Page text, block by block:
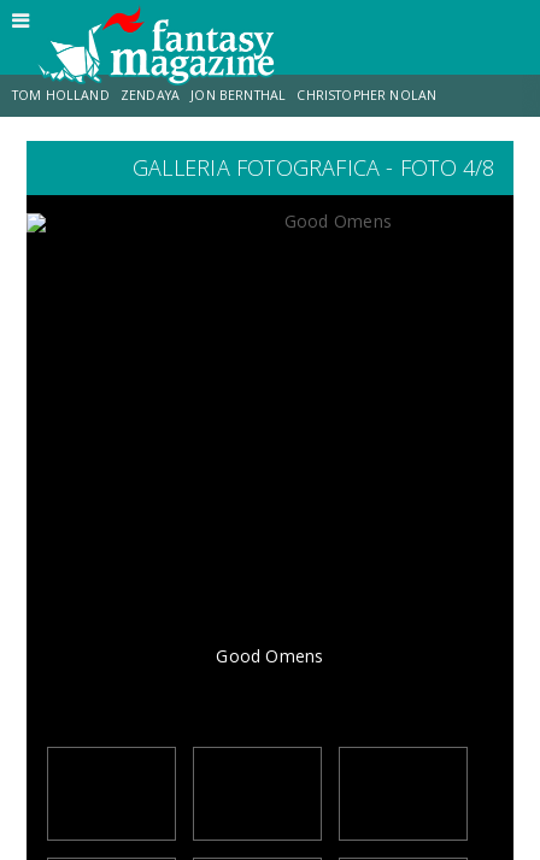
TOM HOLLAND ZENDAYA JON BERNTHAL CHRISTOPHER NOLAN
LUCCA COMICS & GAMES ODISSEA MARK RUFFALO
GALLERIA FOTOGRAFICA - FOTO 4/8
Good Omens